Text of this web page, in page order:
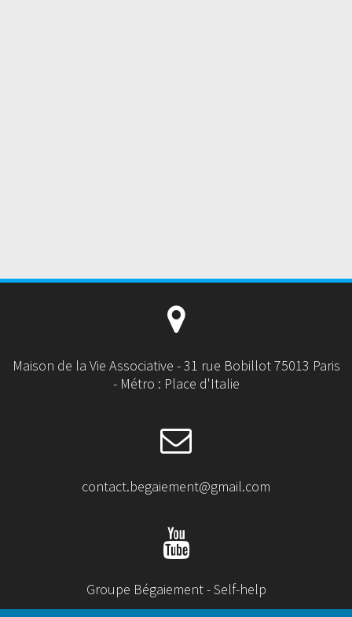
Maison de la Vie Associative - 31 rue Bobillot 75013 Paris
- Métro : Place d'Italie
contact.begaiement@gmail.com
Groupe Bégaiement - Self-help